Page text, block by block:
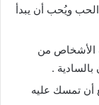
ويُحب أن يبدأ
الأشخاص من
.
أن تمسك عليه